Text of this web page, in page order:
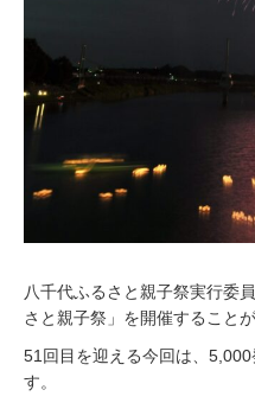
八千代ふるさと親子祭実行委
さと親子祭」を開催すること
51回目を迎える今回は、
す。